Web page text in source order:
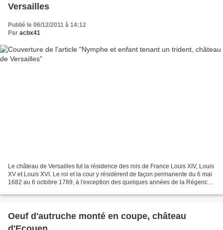
Versailles
Publié le 06/12/2011 à 14:12
Par acbx41
Le château de Versailles fut la résidence des rois de France Louis XIV, Louis
XV et Louis XVI. Le roi et la cour y résidèrent de façon permanente du 6 mai
1682 au 6 octobre 1789, à l'exception des quelques années de la Régence.
Oeuf d'autruche monté en coupe, château